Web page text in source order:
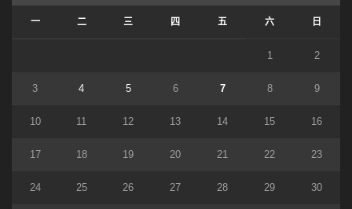
一 二 三 四 五 六 日
1 2
3 4 5 6 7 8 9
10 11 12 13 14 15 16
17 18 19 20 21 22 23
24 25 26 27 28 29 30